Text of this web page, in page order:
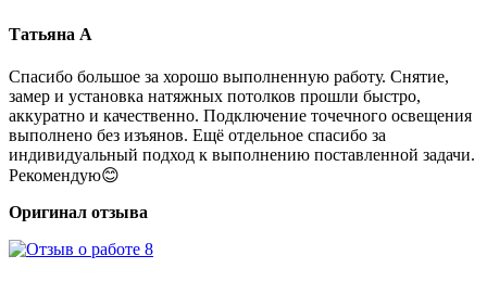
Татьяна А
Спасибо большое за хорошо выполненную работу. Снятие,
замер и установка натяжных потолков прошли быстро,
аккуратно и качественно. Подключение точечного освещения
выполнено без изъянов. Ещё отдельное спасибо за
индивидуальный подход к выполнению поставленной задачи.
Рекомендую😊
Оригинал отзыва